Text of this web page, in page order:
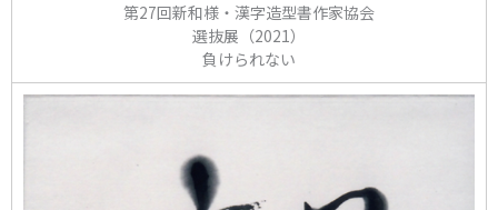
第27回新和様・漢字造型書作家協会
選抜展（2021）
負けられない